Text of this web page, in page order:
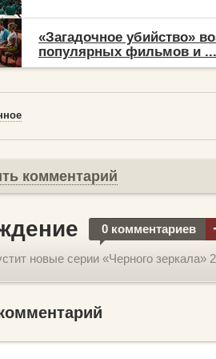
«Загадочное убийство»
популярных фильмов и ...
комментарий
0 комментариев
новые серии «Черного зеркала»